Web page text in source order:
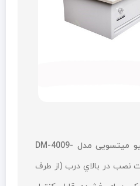
پرده هوا تک فاز دکوراتیو میتسویی مدل DM-4009-
نصب در بالاي درب (از طرف